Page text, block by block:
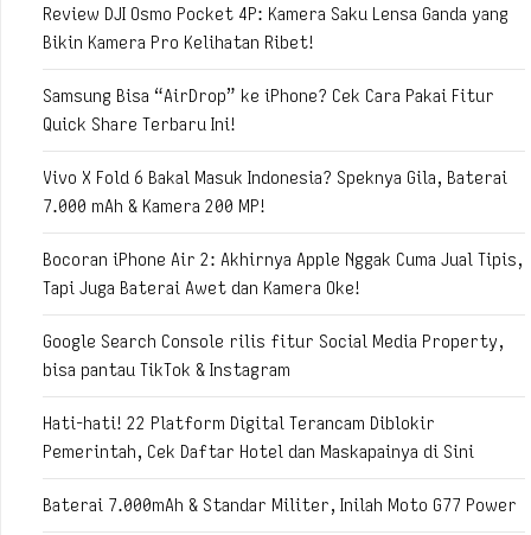
Review DJI Osmo Pocket 4P: Kamera Saku Lensa Ganda yang
Bikin Kamera Pro Kelihatan Ribet!
Samsung Bisa “AirDrop” ke iPhone? Cek Cara Pakai Fitur
Quick Share Terbaru Ini!
Vivo X Fold 6 Bakal Masuk Indonesia? Speknya Gila, Baterai
7.000 mAh & Kamera 200 MP!
Bocoran iPhone Air 2: Akhirnya Apple Nggak Cuma Jual Tipis,
Tapi Juga Baterai Awet dan Kamera Oke!
Google Search Console rilis fitur Social Media Property,
bisa pantau TikTok & Instagram
Hati-hati! 22 Platform Digital Terancam Diblokir
Pemerintah, Cek Daftar Hotel dan Maskapainya di Sini
Baterai 7.000mAh & Standar Militer, Inilah Moto G77 Power